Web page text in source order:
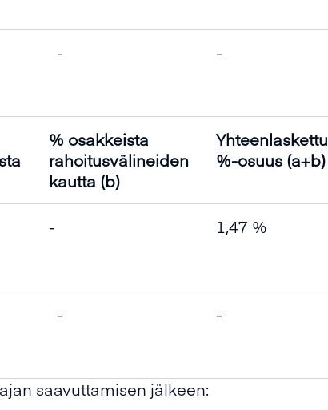
- -
% osakkeista
rahoitusvälineiden
kautta (b)
Yhteenlaskettu
%-osuus (a+b)
- 1,47 %
- -
saavuttamisen jälkeen: